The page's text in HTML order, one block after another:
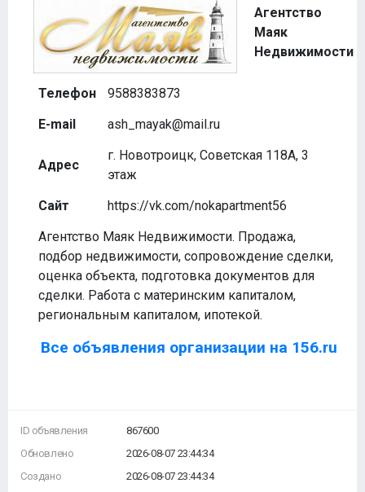
Агентство
Маяк
Недвижимости
Телефон
9588383873
E-mail
ash_mayak@mail.ru
Адрес
г. Новотроицк, Советская 118А, 3
этаж
Сайт
https://vk.com/nokapartment56
Агентство Маяк Недвижимости. Продажа,
подбор недвижимости, сопровождение сделки,
оценка объекта, подготовка документов для
сделки. Работа с материнским капиталом,
региональным капиталом, ипотекой.
Все объявления организации на 156.ru
ID объявления
Обновлено
Создано
867600
2026-08-07 23:44:34
2026-08-07 23:44:34